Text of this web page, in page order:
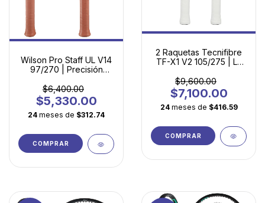
Wilson Pro Staff UL V14
97/270 | Precisión
Ultraligera
$6,400.00
$5,330.00
24 meses de $312.74
COMPRAR
2 Raquetas Tecnifibre
TF-X1 V2 105/275 | La
para Principiantes
$9,600.00
$7,100.00
24 meses de $416.59
COMPRAR